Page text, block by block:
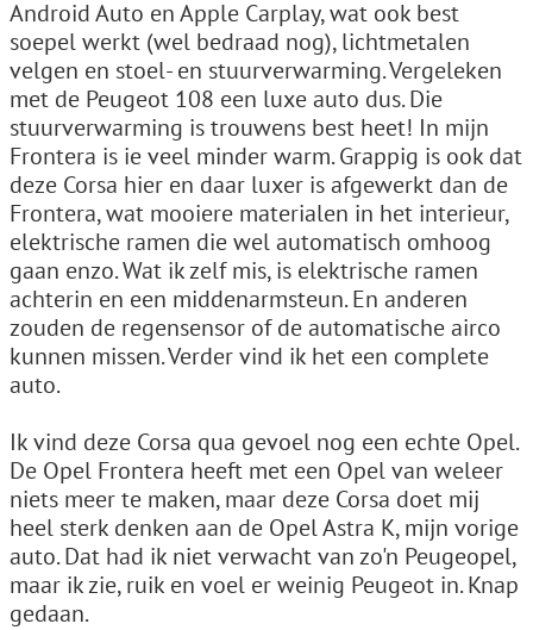
Android Auto en Apple Carplay, wat ook best
soepel werkt (wel bedraad nog), lichtmetalen
velgen en stoel- en stuurverwarming. Vergeleken
met de Peugeot 108 een luxe auto dus. Die
stuurverwarming is trouwens best heet! In mijn
Frontera is ie veel minder warm. Grappig is ook dat
deze Corsa hier en daar luxer is afgewerkt dan de
Frontera, wat mooiere materialen in het interieur,
elektrische ramen die wel automatisch omhoog
gaan enzo. Wat ik zelf mis, is elektrische ramen
achterin en een middenarmsteun. En anderen
zouden de regensensor of de automatische airco
kunnen missen. Verder vind ik het een complete
auto.
Ik vind deze Corsa qua gevoel nog een echte Opel.
De Opel Frontera heeft met een Opel van weleer
niets meer te maken, maar deze Corsa doet mij
heel sterk denken aan de Opel Astra K, mijn vorige
auto. Dat had ik niet verwacht van zo'n Peugeopel,
maar ik zie, ruik en voel er weinig Peugeot in. Knap
gedaan.